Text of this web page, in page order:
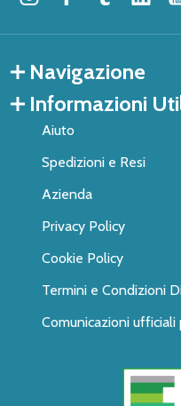
Navigazione
Informazioni
Aiuto
Spedizioni e Resi
Azienda
Privacy Policy
Cookie Policy
Termini e Condizioni
Comunicazioni